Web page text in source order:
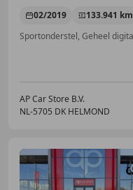
02/2019 133.941 km
AP Car Store B.V.
NL-5705 DK HELMOND